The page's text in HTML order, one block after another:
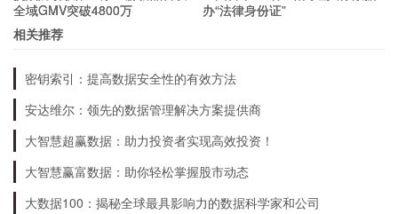
国出口龙头企业，具有较大的投资价值。但投资者
风险和地缘政治风险等风险因素。个人投资者应该
谨慎投资，建议在专业投资顾问的建议下进行投
资。
全域GMV突破4800万
办“法律身份证”
相关推荐
密钥索引：提高数据安全性的有效方法
安达维尔：领先的数据管理解决方案提供商
大智慧超赢数据：助力投资者实现高效投资！
大智慧赢富数据：助你轻松掌握股市动态
大数据100：揭秘全球最具影响力的数据科学家和公司